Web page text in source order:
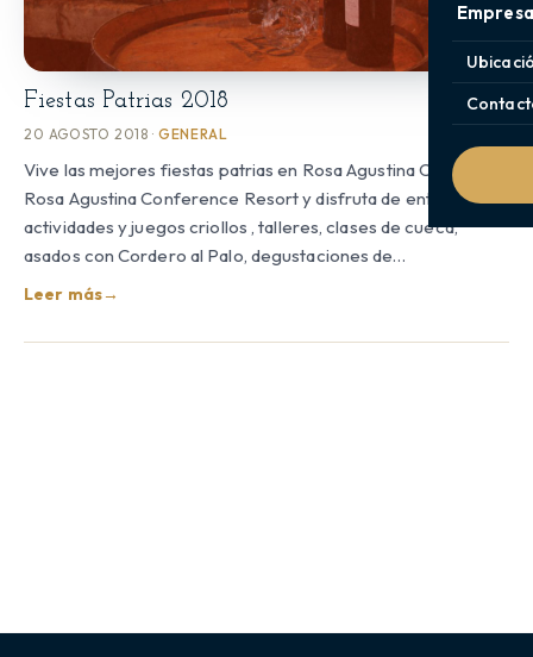
Fiestas Patrias 2018
20 AGOSTO 2018 ·GENERAL
Vive las mejores fiestas patrias en Rosa Agustina Club y
Rosa Agustina Conference Resort y disfruta de entretenidas
actividades y juegos criollos , talleres, clases de cueca,
asados con Cordero al Palo, degustaciones de…
Leer más→